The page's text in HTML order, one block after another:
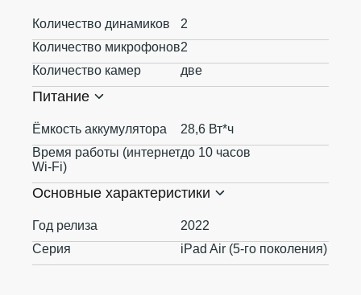
Количество динамиков
2
Количество микрофонов2
Количество камер
две
Питание
Ёмкость аккумулятора
28,6 Вт*ч
Время работы (интернет
Wi-Fi)
до 10 часов
Основные характеристики
Год релиза
2022
Серия
iPad Air (5-го поколения)